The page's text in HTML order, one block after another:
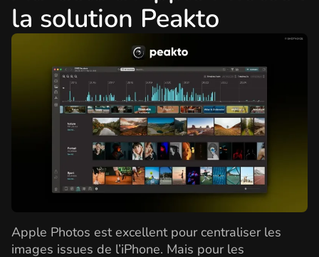
la solution Peakto
Apple Photos est excellent pour centraliser les
images issues de l’iPhone. Mais pour les